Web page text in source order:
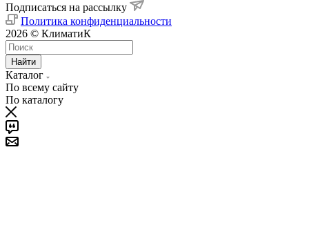
Подписаться на рассылку
Политика конфиденциальности
2026 © КлиматиК
Найти
Каталог
По всему сайту
По каталогу